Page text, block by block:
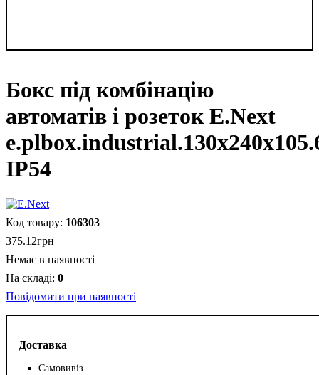
Бокс під комбінацію
автоматів і розеток E.Next
IP54
Доставка
Самовивіз
106303
375.12грн
Немає в наявності
0
Повідомити при наявності